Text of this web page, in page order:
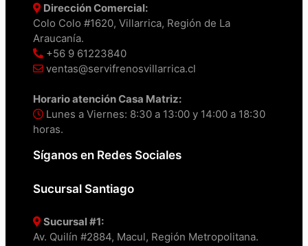
Dirección Comercial:
Colo Colo #1620, Villarrica, Región de La
Araucanía.
+56 9 61223840
ventas@servifrenosvillarrica.cl
Horario atención Casa Matriz:
Lunes a Viernes: 8:30 a 13:00 y 14:00 a 18:30
horas.
Síganos en Redes Sociales
Sucursal Santiago
Sucursal #1:
Av. Quilín #2884, Macul, Región Metropolitana.